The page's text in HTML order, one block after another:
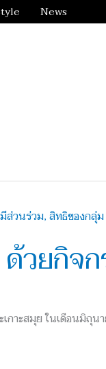
News
วยกิจ
กาะสมุย ในเดือนมิถุน